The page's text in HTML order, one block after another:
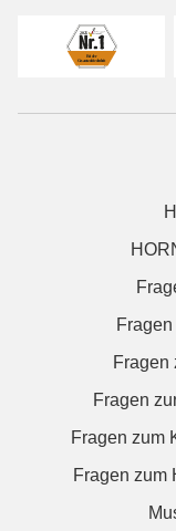
Fragen
Fragen
Fragen zum
Fragen zum